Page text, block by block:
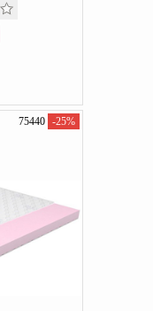
75440 -25%